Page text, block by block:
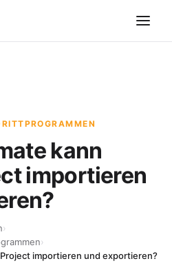
kann
importieren
›
›
importieren und exportieren?